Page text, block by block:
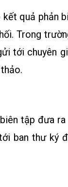
quả phản
Trong
tới chuyên
tập đưa
ban thư ký